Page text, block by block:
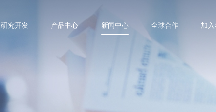
研究开发 产品中心 新闻中心 全球合作 加